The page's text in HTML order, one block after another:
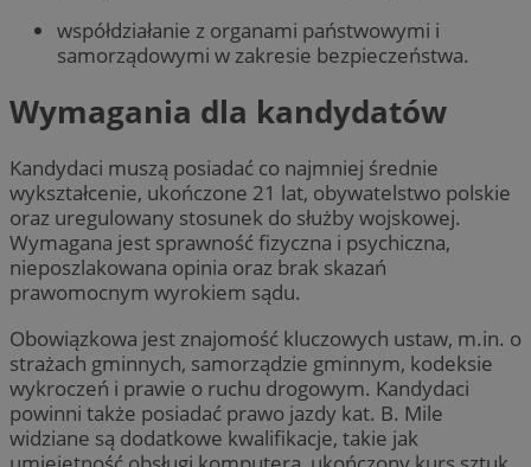
współdziałanie z organami państwowymi i
samorządowymi w zakresie bezpieczeństwa.
Wymagania dla kandydatów
Kandydaci muszą posiadać co najmniej średnie
wykształcenie, ukończone 21 lat, obywatelstwo polskie
oraz uregulowany stosunek do służby wojskowej.
Wymagana jest sprawność fizyczna i psychiczna,
nieposzlakowana opinia oraz brak skazań
prawomocnym wyrokiem sądu.
Obowiązkowa jest znajomość kluczowych ustaw, m.in. o
strażach gminnych, samorządzie gminnym, kodeksie
wykroczeń i prawie o ruchu drogowym. Kandydaci
powinni także posiadać prawo jazdy kat. B. Mile
widziane są dodatkowe kwalifikacje, takie jak